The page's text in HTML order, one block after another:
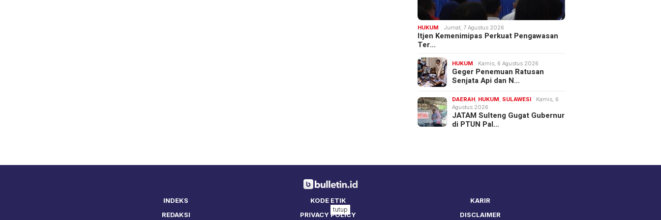
HUKUM Jumat, 7 Agustus 2026
Itjen Kemenimipas Perkuat Pengawasan
Ter…
HUKUM Kamis, 6 Agustus 2026
Geger Penemuan Ratusan
Senjata Api dan N…
DAERAH, HUKUM, SULAWESI
Kamis, 6
Agustus 2026
JATAM Sulteng Gugat Gubernur
di PTUN Pal…
INDEKS KODE ETIK
KARIR
REDAKSI
PRIVACY POLICY DISCLAIMER
tutup